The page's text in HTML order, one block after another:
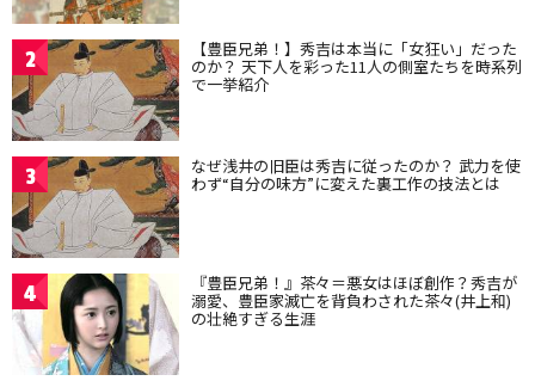
2 【豊臣兄弟！】秀吉は本当に「女狂い」だった
のか？ 天下人を彩った11人の側室たちを時系列
で一挙紹介
3 なぜ浅井の旧臣は秀吉に従ったのか？ 武力を使
わず“自分の味方”に変えた裏工作の技法とは
4 『豊臣兄弟！』茶々＝悪女はほぼ創作？秀吉が
溺愛、豊臣家滅亡を背負わされた茶々(井上和)
の壮絶すぎる生涯